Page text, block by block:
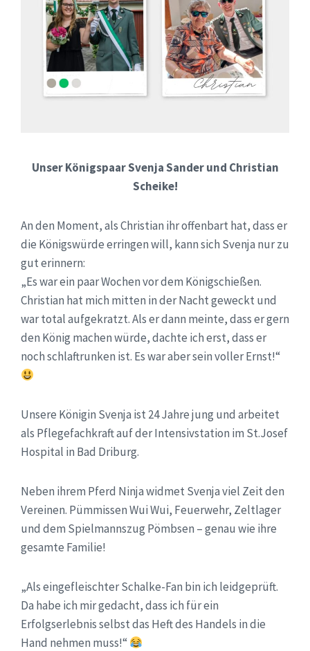
Unser Königspaar Svenja Sander und Christian
Scheike!
An den Moment, als Christian ihr offenbart hat, dass er
die Königswürde erringen will, kann sich Svenja nur zu
gut erinnern:
„Es war ein paar Wochen vor dem Königschießen.
Christian hat mich mitten in der Nacht geweckt und
war total aufgekratzt. Als er dann meinte, dass er gern
den König machen würde, dachte ich erst, dass er
noch schlaftrunken ist. Es war aber sein voller Ernst!“
Unsere Königin Svenja ist 24 Jahre jung und arbeitet
als Pflegefachkraft auf der Intensivstation im St.Josef
Hospital in Bad Driburg.
Neben ihrem Pferd Ninja widmet Svenja viel Zeit den
Vereinen. Pümmissen Wui Wui, Feuerwehr, Zeltlager
und dem Spielmannszug Pömbsen – genau wie ihre
gesamte Familie!
„Als eingefleischter Schalke-Fan bin ich leidgeprüft.
Da habe ich mir gedacht, dass ich für ein
Erfolgserlebnis selbst das Heft des Handels in die
Hand nehmen muss!“